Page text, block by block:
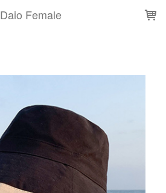
Daio Female